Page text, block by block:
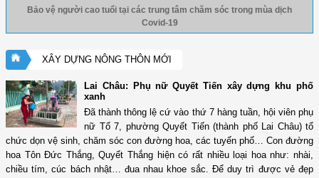
Bảo vệ người cao tuổi tại các trung tâm chăm sóc trong mùa dịch
Covid-19
XÂY DỰNG NÔNG THÔN MỚI
Lai Châu: Phụ nữ Quyết Tiến xây dựng khu phố
xanh
Đã thành thông lệ cứ vào thứ 7 hàng tuần, hội viên phụ
nữ Tổ 7, phường Quyết Tiến (thành phố Lai Châu) tổ
chức dọn vệ sinh, chăm sóc con đường hoa, các tuyến phố… Con đường
hoa Tôn Đức Thắng, Quyết Thắng hiện có rất nhiều loại hoa như: nhài,
chiều tím, cúc bách nhật… đua nhau khoe sắc. Để duy trì được vẻ đẹp